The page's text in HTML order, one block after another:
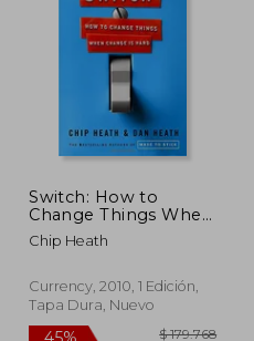
20%
dcto. $
Switch: How to
Change Things When
Change is Hard (en
Inglés)
Chip Heath
Currency, 2010, 1 Edición,
Tapa Dura, Nuevo